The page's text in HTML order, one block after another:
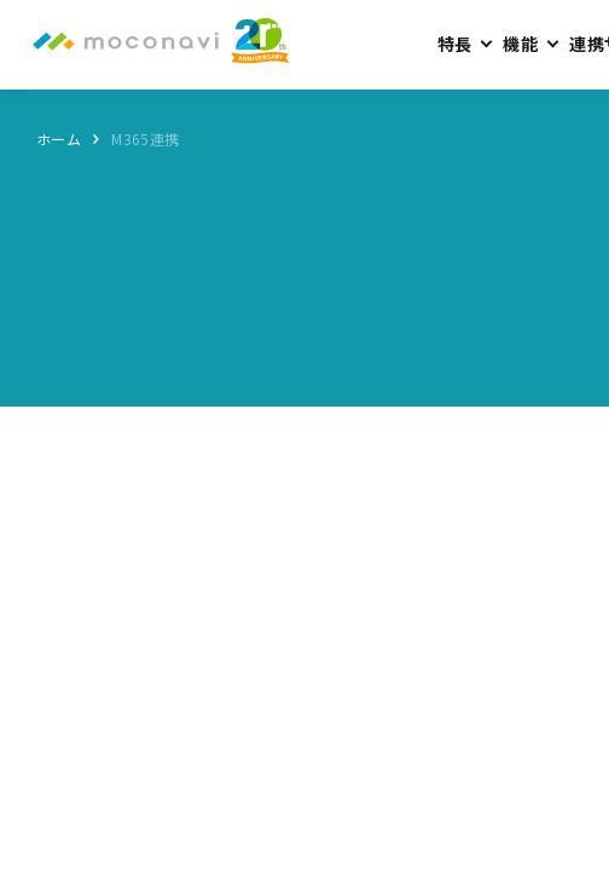
特長 機能 連携
ホーム M365連携